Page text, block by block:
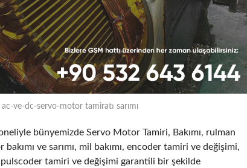
ac-ve-dc-servo-motor tamiratı sarımı
bünyemizde Servo Motor Tamiri, Bakımı, rulman
ve sarımı, mil bakımı, encoder tamiri ve değişimi,
pulscoder tamiri ve değişimi garantili bir şekilde